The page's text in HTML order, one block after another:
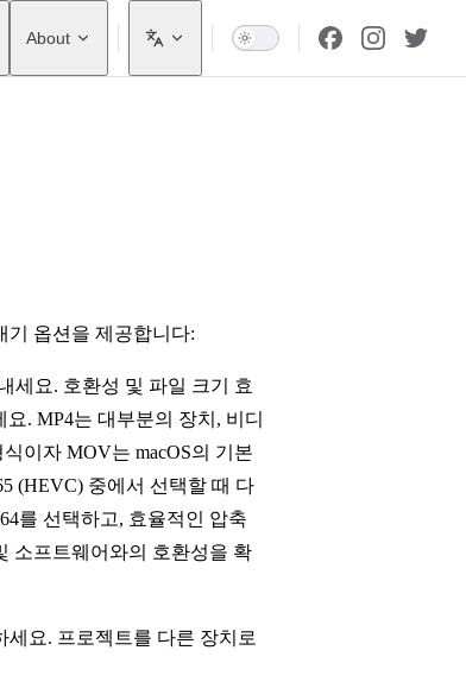
About
기 옵션을 제공합니다:
세요. 호환성 및 파일 크기 효
. MP4는 대부분의 장치, 비디
이자 MOV는 macOS의 기본
(HEVC) 중에서 선택할 때 다
를 선택하고, 효율적인 압축
소프트웨어와의 호환성을 확
요. 프로젝트를 다른 장치로